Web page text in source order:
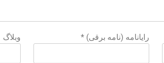
رایانامه (نامه برقی)* وبلاگ